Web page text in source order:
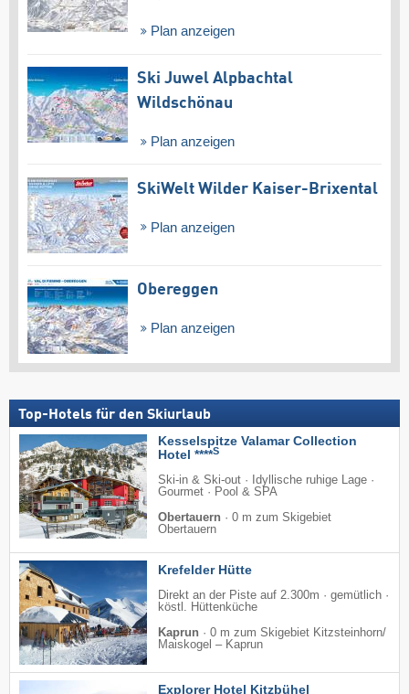
Plan anzeigen
Ski Juwel Alpbachtal
Wildschönau
Plan anzeigen
SkiWelt Wilder Kaiser-Brixental
Plan anzeigen
Obereggen
Plan anzeigen
Top-Hotels für den Skiurlaub
Kesselspitze Valamar Collection
Hotel ****S
Ski-in & Ski-out · Idyllische ruhige Lage ·
Gourmet · Pool & SPA
Obertauern · 0 m zum Skigebiet
Obertauern
Krefelder Hütte
Direkt an der Piste auf 2.300m · gemütlich ·
köstl. Hüttenküche
Kaprun · 0 m zum Skigebiet Kitzsteinhorn/​
Maiskogel – Kaprun
Explorer Hotel Kitzbühel